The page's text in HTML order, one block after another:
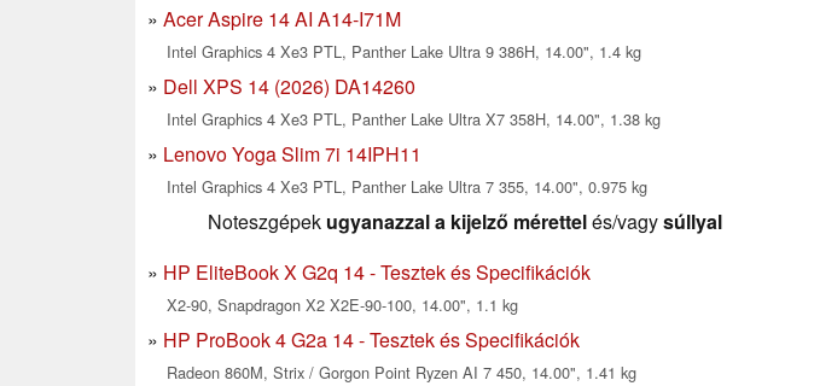
Acer Aspire 14 AI A14-I71M
Intel Graphics 4 Xe3 PTL, Panther Lake Ultra 9 386H, 14.00", 1.4 kg
Dell XPS 14 (2026) DA14260
Intel Graphics 4 Xe3 PTL, Panther Lake Ultra X7 358H, 14.00", 1.38 kg
Lenovo Yoga Slim 7i 14IPH11
Intel Graphics 4 Xe3 PTL, Panther Lake Ultra 7 355, 14.00", 0.975 kg
Noteszgépek ugyanazzal a kijelző mérettelés/vagysúllyal
HP EliteBook X G2q 14 - Tesztek és Specifikációk
X2-90, Snapdragon X2 X2E-90-100, 14.00", 1.1 kg
HP ProBook 4 G2a 14 - Tesztek és Specifikációk
Radeon 860M, Strix / Gorgon Point Ryzen AI 7 450, 14.00", 1.41 kg